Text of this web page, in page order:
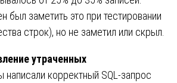
был заметить это при тестировании
строк), но не заметил или скрыл.
утраченных
написали корректный SQL-запрос